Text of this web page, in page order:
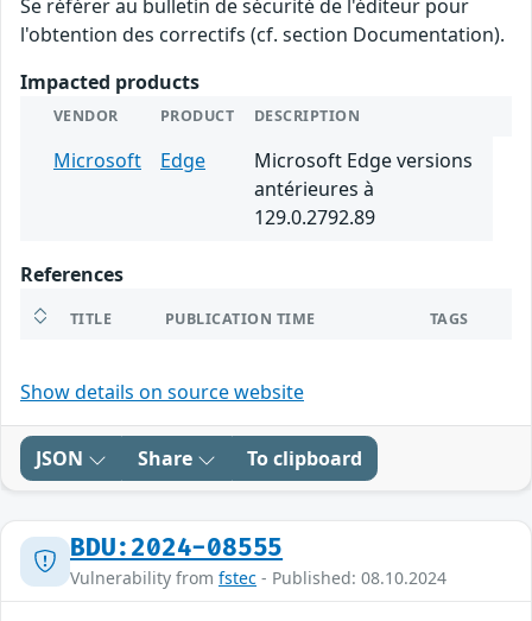
Se référer au bulletin de sécurité de l'éditeur pour
l'obtention des correctifs (cf. section Documentation).
Impacted products
VENDOR PRODUCT DESCRIPTION
Microsoft Edge
Microsoft Edge versions
antérieures à
129.0.2792.89
References
TITLE PUBLICATION TIME TAGS
Show details on source website
JSON Share To clipboard
BDU:2024-08555
Vulnerability from fstec - Published: 08.10.2024